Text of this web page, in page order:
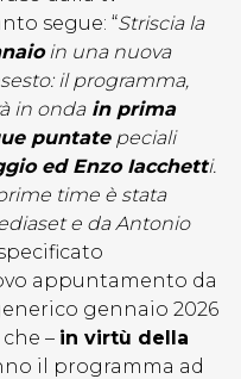
segue: “Striscia la
in una nuova
il programma,
in ondain prima
puntatepeciali
ed Enzo Iacchetti.
time è stata
e da Antonio
appuntamento da
gennaio 2026
– in virtù della
il programma ad